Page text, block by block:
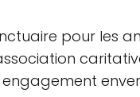
pour les